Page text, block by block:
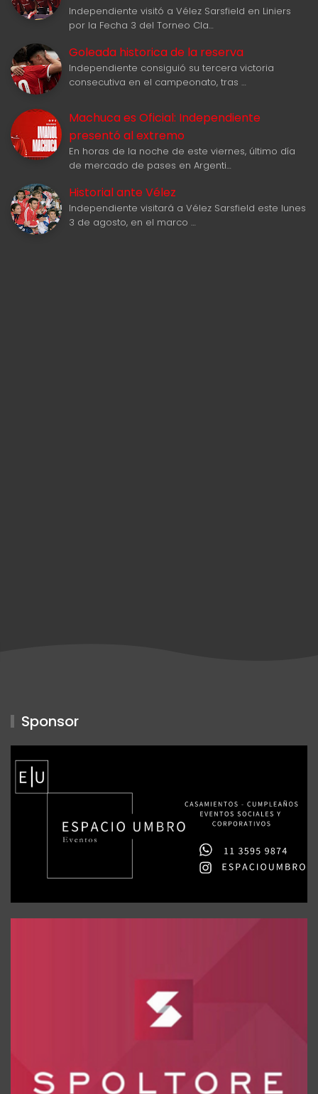
Independiente visitó a Vélez Sarsfield en Liniers
por la Fecha 3 del Torneo Cla…
Goleada historica de la reserva
Independiente consiguió su tercera victoria
consecutiva en el campeonato, tras …
Machuca es Oficial: Independiente
presentó al extremo
En horas de la noche de este viernes, último día
de mercado de pases en Argenti…
Historial ante Vélez
Independiente visitará a Vélez Sarsfield este lunes
3 de agosto, en el marco …
Sponsor